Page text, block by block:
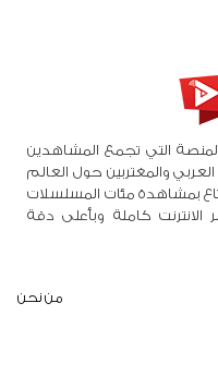
التي تجمع المشاهدين
والمغتربين حول العالم
بمشاهدة مئات المسلسلات
الانترنت كاملة وبأعلى دقة
من نحن